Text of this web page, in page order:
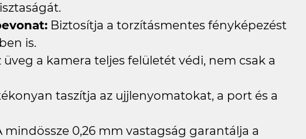
Biztosítja a torzításmentes fényképezést
is.
üveg a kamera teljes felületét védi, nem csak a
taszítja az ujjlenyomatokat, a port és a
mindössze 0,26 mm vastagság garantálja a